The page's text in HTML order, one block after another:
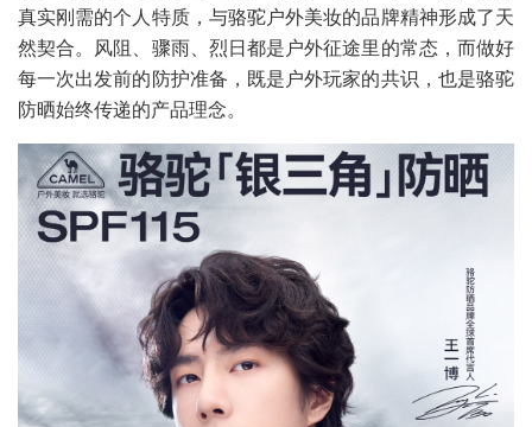
真实刚需的个人特质，与骆驼户外美妆的品牌精神形成了天
然契合。风阻、骤雨、烈日都是户外征途里的常态，而做好
每一次出发前的防护准备，既是户外玩家的共识，也是骆驼
防晒始终传递的产品理念。